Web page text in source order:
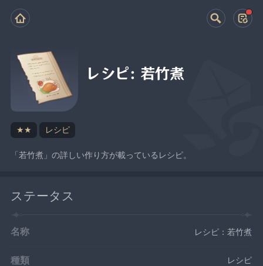
レシピ：若竹煮
★★ レシピ
「若竹煮」の詳しい作り方が載っているレシピ。
ステータス
名称 レシピ：若竹煮
種類 レシピ